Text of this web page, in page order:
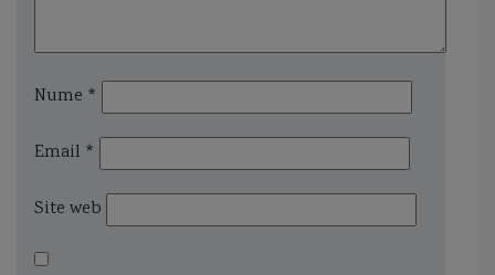
Nume *
Email *
Site web